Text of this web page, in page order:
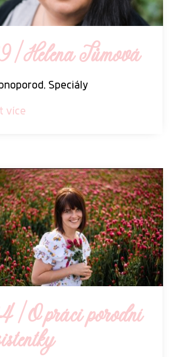
| Helena Tůmová
, Speciály
více
| O práci porodní